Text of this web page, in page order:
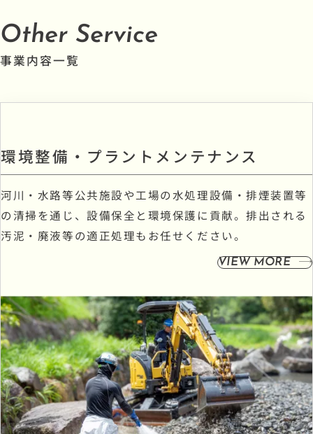
Other Service
事業内容一覧
環境整備・プラントメンテナンス
河川・水路等公共施設や工場の水処理設備・排煙装置等
の清掃を通じ、設備保全と環境保護に貢献。排出される
汚泥・廃液等の適正処理もお任せください。
VIEW MORE